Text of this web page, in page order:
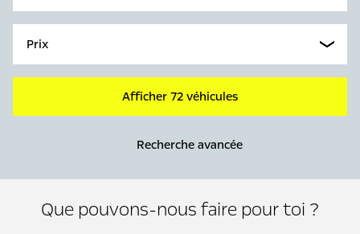
Prix
Afficher 72 véhicules
Recherche avancée
Que pouvons-nous faire pour toi ?